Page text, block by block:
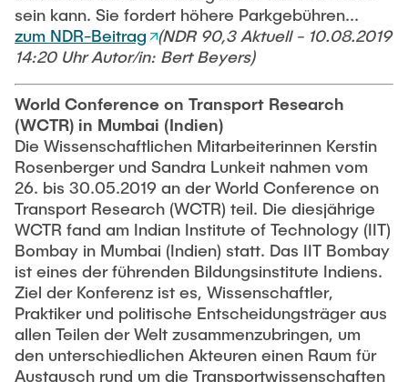
des politischen Nichtstuns gesehen. Wie sich
gezeigt hat, war auch diese Befürchtung nicht
unbegründet. Mit Eckhard Kutters integrierter
Betrachtung von Verkehr und Raumstrukturen
verbunden war seine Kritik an inselhaft
eingesetzten Maßnahmen, seien sie technischer,
preislicher oder auch rein organisatorischer Art.
Kutter ging es um eine Nachfragebeeinflussung,
die »vor dem Verkehr« einsetzt und damit das
Handlungsspektrum von der Verkehrsmittelwahl
auf langfristig wirksame Entscheidungen
ausdehnt. Mit seinem Hinweis darauf, dass
Maßnahmen der preislichen Lenkung und des
Mobilitätsmanagements nur dann umsetzbar und
wirksam sind, wenn sie in geordneten
Raumstrukturen eingesetzt werden, hat er ein
weiteres Mal die Bedeutung von Grenzgängern
sein kann. Sie fordert höhere Parkgebühren...
zum NDR-Beitrag
(NDR 90,3 Aktuell - 10.08.2019
14:20 Uhr Autor/in: Bert Beyers)
World Conference on Transport Research
(WCTR) in Mumbai (Indien)
Die Wissenschaftlichen Mitarbeiterinnen Kerstin
Rosenberger und Sandra Lunkeit nahmen vom
26. bis 30.05.2019 an der World Conference on
Transport Research (WCTR) teil. Die diesjährige
WCTR fand am Indian Institute of Technology (IIT)
Bombay in Mumbai (Indien) statt. Das IIT Bombay
ist eines der führenden Bildungsinstitute Indiens.
Ziel der Konferenz ist es, Wissenschaftler,
Praktiker und politische Entscheidungsträger aus
allen Teilen der Welt zusammenzubringen, um
den unterschiedlichen Akteuren einen Raum für
Austausch rund um die Transportwissenschaften